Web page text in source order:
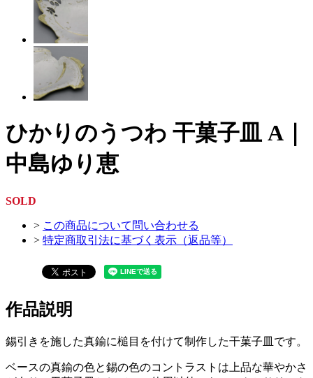
ひかりのうつわ 干菓子皿 A｜
中島ゆり恵
SOLD
> この商品について問い合わせる
> 特定商取引法に基づく表示（返品等）
作品説明
錫引きを施した真鍮に槌目を付けて制作した干菓子皿です。
ベースの真鍮の色と錫の色のコントラストは上品な華やかさ